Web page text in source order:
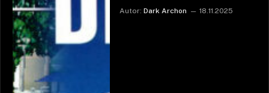
Autor: Dark Archon 18.11.2025